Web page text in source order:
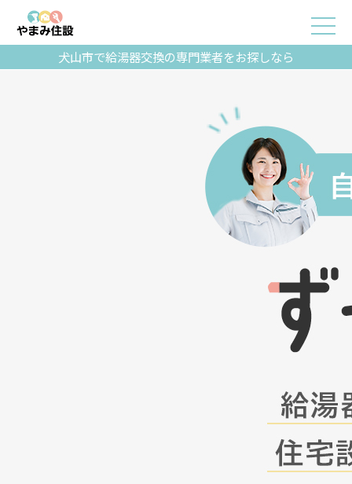
犬山市で給湯器交換の専門業者をお探しなら